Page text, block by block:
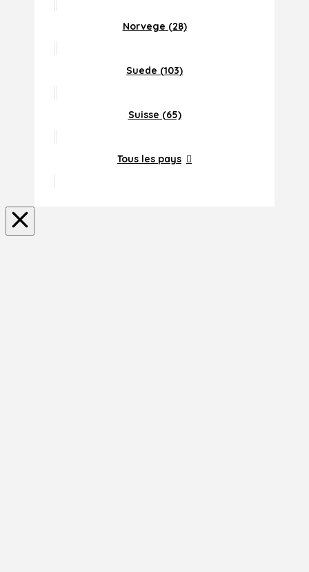
Norvege (28)
Suede (103)
Suisse (65)
Tous les pays